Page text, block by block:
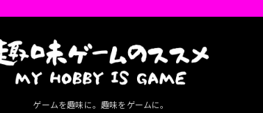
ゲームを趣味に。趣味をゲームに。